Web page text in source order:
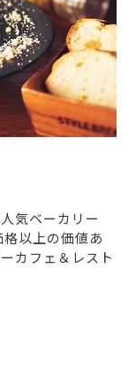
気ベーカリー
格以上の価値あ
カフェ＆レスト